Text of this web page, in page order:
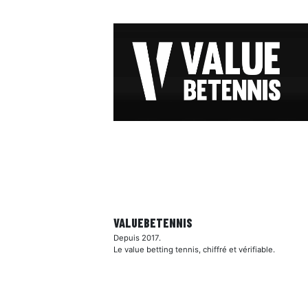
VALUEBETENNIS
Depuis 2017.
Le value betting tennis, chiffré et vérifiable.